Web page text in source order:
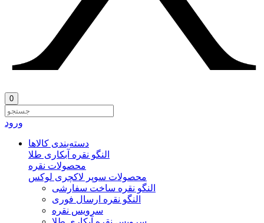
0
ورود
دسته‌بندی‌ کالاها
النگو نقره آبکاری طلا
محصولات نقره
محصولات سوپر لاکچری لوکس
النگو نقره ساخت سفارشی
النگو نقره ارسال فوری
سرویس نقره